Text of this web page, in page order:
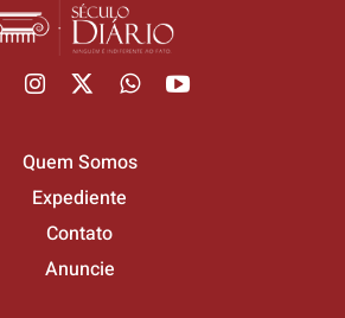
Quem Somos
Expediente
Contato
Anuncie